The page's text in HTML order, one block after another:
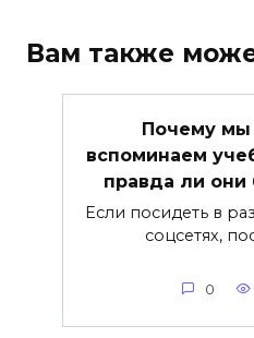
Вам также
Почему мы
вспоминаем
правда ли
Если посидеть в
соцсетях,
0